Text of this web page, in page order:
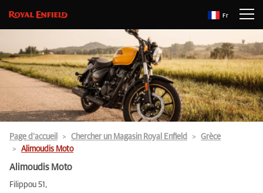
Fr
Page d’accueil Chercher un Magasin Royal Enfield
Grèce
Alimoudis Moto
Alimoudis Moto
Filippou 51,